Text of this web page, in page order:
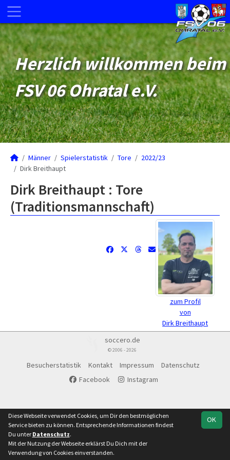
Herzlich willkommen beim
FSV 06 Ohratal e.V.
Männer Spielerstatistik Tore
2022/23
Dirk Breithaupt
Dirk Breithaupt : Tore
(Traditionsmannschaft)
zum Profil
von
Dirk Breithaupt
soccero.de
© 2006 - 2026
Besucherstatistik Kontakt Impressum
Datenschutz
Facebook
Instagram
OK
Diese Webseite verwendet Cookies, um Dir den bestmöglichen
Service bieten zu können. Entsprechende Informationen findest
Du unter Datenschutz.
Mit der Nutzung der Webseite erklärst Du Dich mit der
Verwendung von Cookies einverstanden.